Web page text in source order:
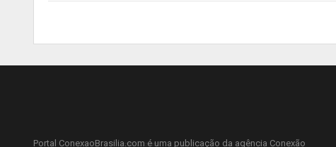
Portal ConexaoBrasilia.com é uma publicação da agência Conexão